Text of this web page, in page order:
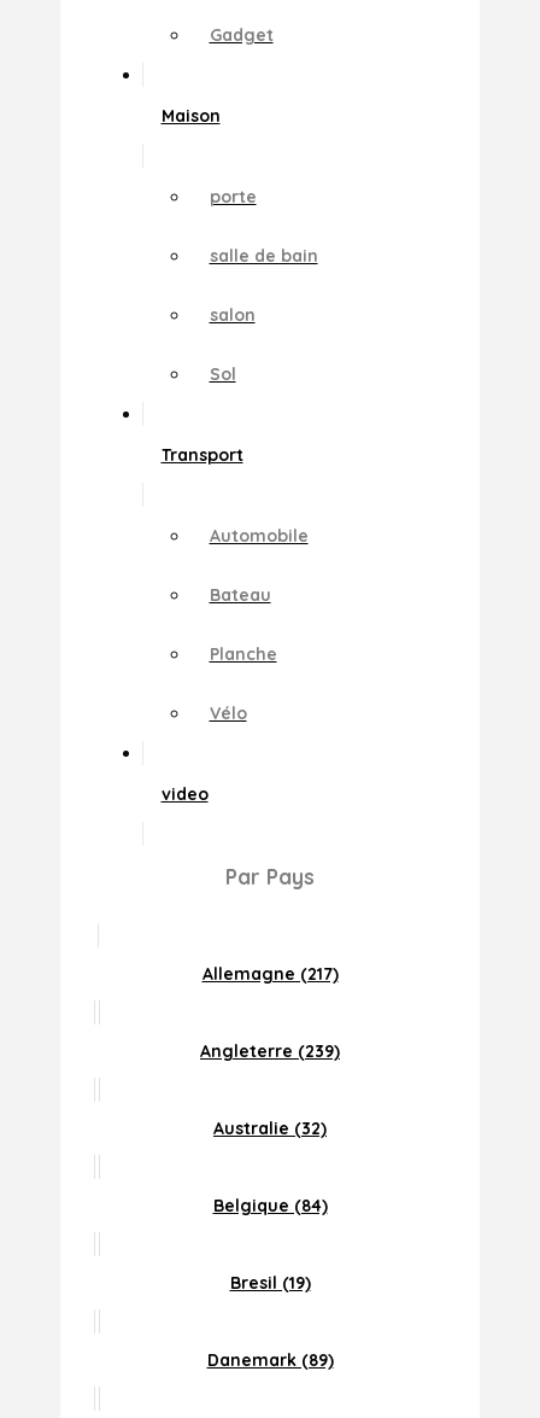
Gadget
Maison
porte
salle de bain
salon
Sol
Transport
Automobile
Bateau
Planche
Vélo
video
Par Pays
Allemagne (217)
Angleterre (239)
Australie (32)
Belgique (84)
Bresil (19)
Danemark (89)